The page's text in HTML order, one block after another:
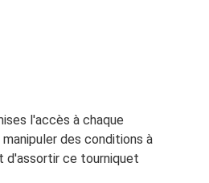
l'accès à chaque
des conditions à
d'assortir ce tourniquet